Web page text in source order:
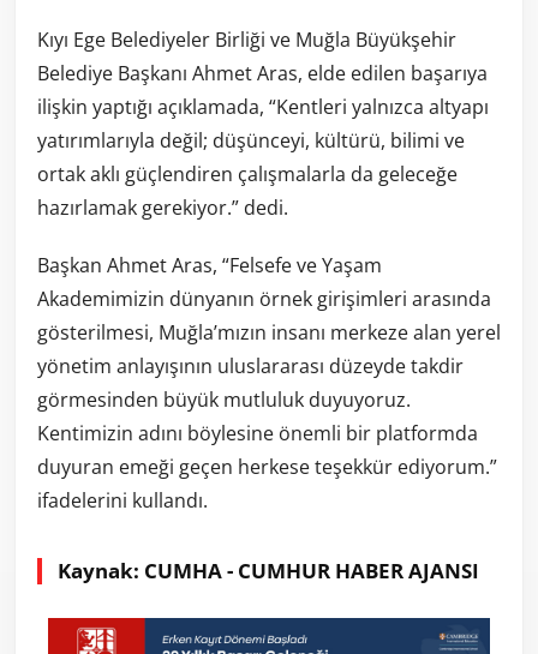
Kıyı Ege Belediyeler Birliği ve Muğla Büyükşehir
Belediye Başkanı Ahmet Aras, elde edilen başarıya
ilişkin yaptığı açıklamada, “Kentleri yalnızca altyapı
yatırımlarıyla değil; düşünceyi, kültürü, bilimi ve
ortak aklı güçlendiren çalışmalarla da geleceğe
hazırlamak gerekiyor.” dedi.
Başkan Ahmet Aras, “Felsefe ve Yaşam
Akademimizin dünyanın örnek girişimleri arasında
gösterilmesi, Muğla’mızın insanı merkeze alan yerel
yönetim anlayışının uluslararası düzeyde takdir
görmesinden büyük mutluluk duyuyoruz.
Kentimizin adını böylesine önemli bir platformda
duyuran emeği geçen herkese teşekkür ediyorum.”
ifadelerini kullandı.
Kaynak: CUMHA - CUMHUR HABER AJANSI